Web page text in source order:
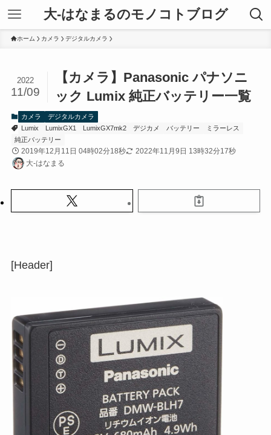
大-はなまるのモノコトブログ
ホーム カメラ デジタルカメラ
【カメラ】Panasonic パナソニ
ック Lumix 純正バッテリー一覧
2022
11/09
カメラ
デジタルカメラ
Lumix
LumixGX1 LumixGX7mk2 デジカメ バッテリー
ミラーレス
純正バッテリー
2019年12月11日 04時02分18秒
2022年11月9日 13時32分17秒
大-はなまる
[Header]